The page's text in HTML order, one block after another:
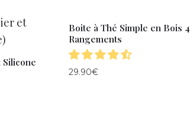
Boite à Thé Simple en Bois 4
Rangements
29.90€